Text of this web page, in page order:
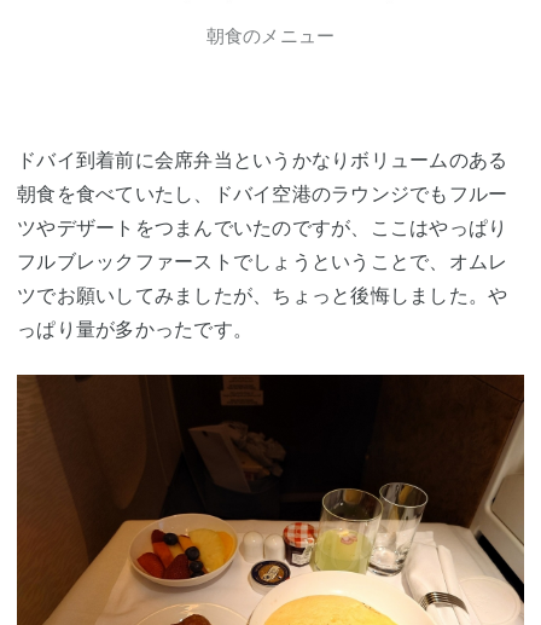
朝食のメニュー
ドバイ到着前に会席弁当というかなりボリュームのある
朝食を食べていたし、ドバイ空港のラウンジでもフルー
ツやデザートをつまんでいたのですが、ここはやっぱり
フルブレックファーストでしょうということで、オムレ
ツでお願いしてみましたが、ちょっと後悔しました。や
っぱり量が多かったです。